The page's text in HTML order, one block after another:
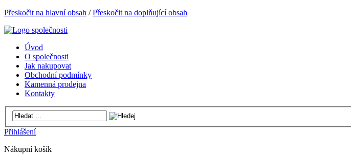
Přeskočit na hlavní obsah /Přeskočit na doplňující obsah
Úvod
O společnosti
Jak nakupovat
Obchodní podmínky
Kamenná prodejna
Kontakty
Přihlášení
Nákupní košík